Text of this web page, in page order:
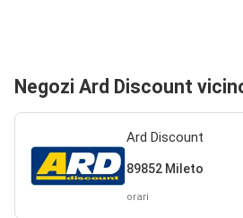
Negozi Ard Discount
Ard Discount
89852 Mileto
orari